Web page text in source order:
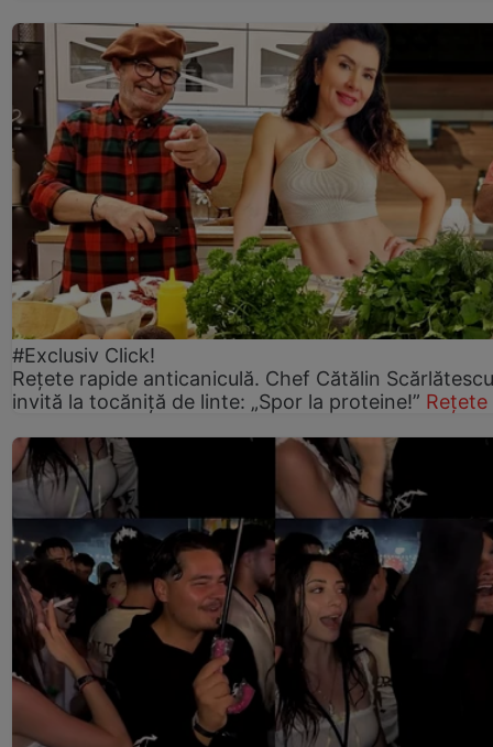
#Exclusiv Click!
Rețete rapide anticaniculă. Chef Cătălin
invită la tocăniță de linte: „Spor la proteine!” Rețete